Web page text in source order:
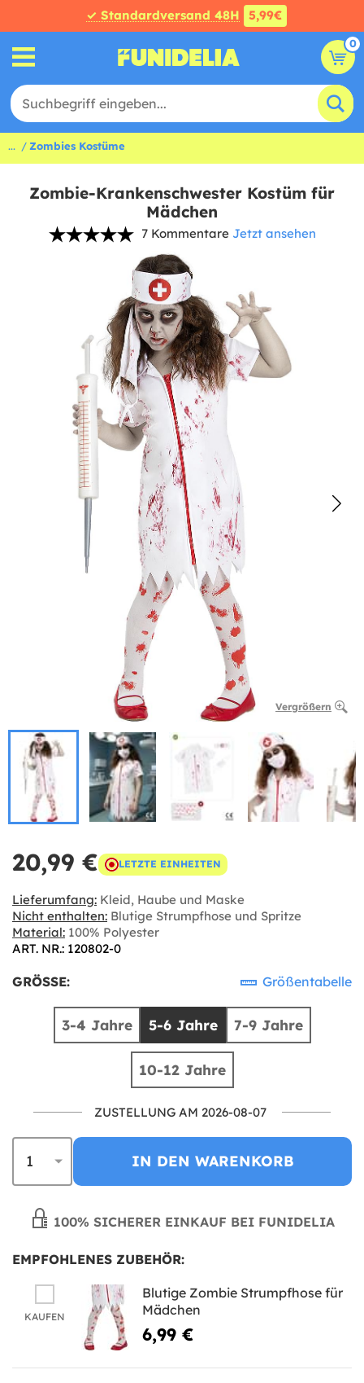
✓ Standardversand 48H 5,99€
0
... Zombies Kostüme
Zombie-Krankenschwester Kostüm für
Mädchen
7 Kommentare Jetzt ansehen
Vergrößern
20,99 € LETZTE EINHEITEN
Lieferumfang: Kleid, Haube und Maske
Nicht enthalten: Blutige Strumpfhose und Spritze
Material: 100% Polyester
ART. NR.: 120802-0
GRÖSSE: Größentabelle
3-4 Jahre 5-6 Jahre 7-9 Jahre
10-12 Jahre
ZUSTELLUNG AM 2026-08-07
IN DEN WARENKORB
100% SICHERER EINKAUF BEI FUNIDELIA
EMPFOHLENES ZUBEHÖR:
KAUFEN
Blutige Zombie Strumpfhose für
Mädchen
6,99 €